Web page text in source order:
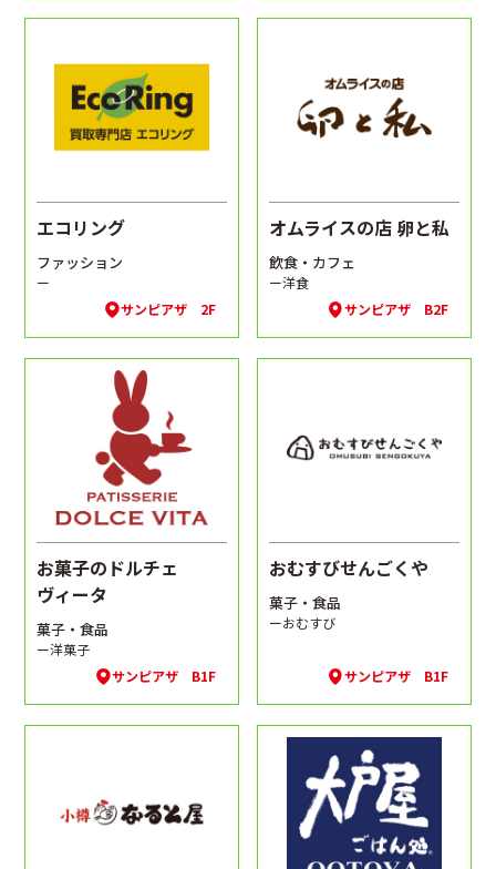
エコリング
ファッション
ー
サンピアザ 2F
オムライスの店 卵と私
飲食・カフェ
ー洋食
サンピアザ B2F
お菓子のドルチェ
ヴィータ
菓子・食品
ー洋菓子
サンピアザ B1F
おむすびせんごくや
菓子・食品
ーおむすび
サンピアザ B1F